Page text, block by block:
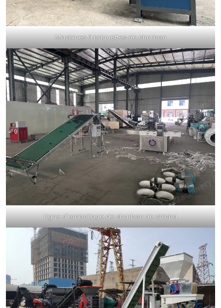
Machines à briquettes de charbon
Ligne d'emballage de charbon de chicha